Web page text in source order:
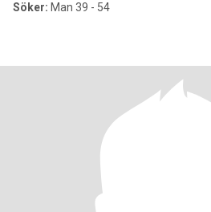
Söker: Man 39 - 54